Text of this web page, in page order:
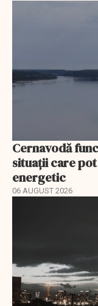
Cernavodă
situații care
energetic
06 AUGUST 2026